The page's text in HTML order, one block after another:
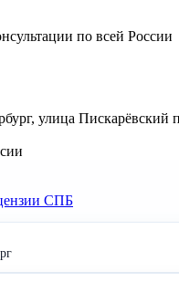
по всей России
улица Пискарёвский